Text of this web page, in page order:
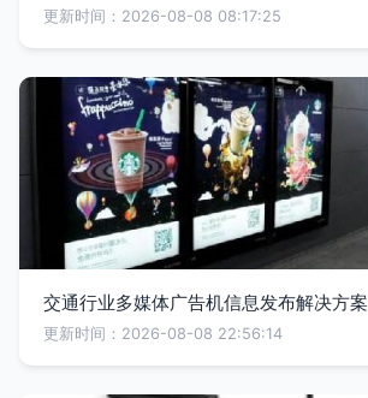
更新时间：2026-08-08 08:17:25
交通行业多媒体广告机信息发布解决方案
更新时间：2026-08-08 22:56:14